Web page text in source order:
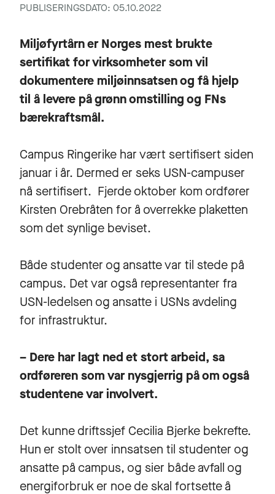
PUBLISERINGSDATO: 05.10.2022
Miljøfyrtårn er Norges mest brukte
sertifikat for virksomheter som vil
dokumentere miljøinnsatsen og få hjelp
til å levere på grønn omstilling og FNs
bærekraftsmål.
Campus Ringerike har vært sertifisert siden
januar i år. Dermed er seks USN-campuser
nå sertifisert. Fjerde oktober kom ordfører
Kirsten Orebråten for å overrekke plaketten
som det synlige beviset.
Både studenter og ansatte var til stede på
campus. Det var også representanter fra
USN-ledelsen og ansatte i USNs avdeling
for infrastruktur.
– Dere har lagt ned et stort arbeid, sa
ordføreren som var nysgjerrig på om også
studentene var involvert.
Det kunne driftssjef Cecilia Bjerke bekrefte.
Hun er stolt over innsatsen til studenter og
ansatte på campus, og sier både avfall og
energiforbruk er noe de skal fortsette å